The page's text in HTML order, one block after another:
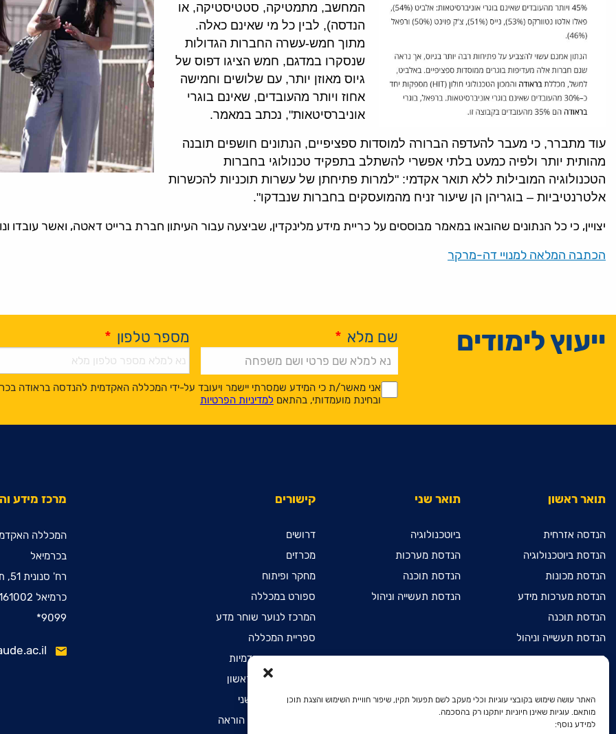
האתר עושה שימוש בקובצי עוגיות וכלי מעקב לשם תפעול תקין, שיפור חוויית השימוש והצגת תוכן
מותאם. עוגיות שאינן חיוניות יותקנו רק בהסכמה.
למידע נוסף:
המחשב, מתמטיקה, סטטיסטיקה, או
הנדסה), לבין כל מי שאינם כאלה.
מתוך חמש-עשרה החברות הגדולות
שנסקרו במדגם, חמש הציגו דפוס של
גיוס מאוזן יותר, עם שלושים וחמישה
אחוז ויותר מהעובדים, שאינם בוגרי
אוניברסיטאות", נכתב במאמר.
עוד מתברר, כי מעבר להעדפה הברורה למוסדות ספציפיים, הנתונים חושפים תובנה
מהותית יותר ולפיה כמעט בלתי אפשרי להשתלב בתפקיד טכנולוגי בחברות
הטכנולוגיה המובילות ללא תואר אקדמי: "למרות פתיחתן של עשרות תוכניות להכשרות
אלטרנטיביות – בוגריהן הן שיעור זניח מהמועסקים בחברות שנבדקו".
יצויין, כי כל הנתונים שהובאו במאמר מבוססים על כריית מידע מלינקדין, שביצעה עבור העיתון חברת ברייט דאטה, ואשר עובדו
הכתבה המלאה למנויי דה-מרקר
ייעוץ לימודים שם מלא * מספר טלפון *
*
*
אני מאשר/ת כי המידע שמסרתי יישמר ויעובד על-ידי המכללה האקדמית להנדסה בראודה
ובחינת מועמדותי, בהתאם למדיניות הפרטיות
Alternative:
תואר ראשון
הנדסה אזרחית
הנדסת ביוטכנולוגיה
הנדסת מכונות
הנדסת מערכות מידע
הנדסת תוכנה
הנדסת תעשייה וניהול
מדעי המחשב
הנדסת חשמל ואלקטרוניקה
דו-חוגי בהנדסת חשמל
ואלקטרוניקה ובהנדסת מכונות
תואר שני
ביוטכנולוגיה
הנדסת מערכות
הנדסת תוכנה
הנדסת תעשייה וניהול
קישורים
דרושים
מכרזים
מחקר ופיתוח
ספורט במכללה
המרכז לנוער שוחר מדע
ספריית המכללה
מכינות קדם אקדמיות
הרשמה לתואר ראשון
הרשמה לתואר שני
הרשמה לתעודת הוראה
מרכז מידע
המכללה
בכרמיאל
רח' סנונית 51, ת.ד. 78
כרמיאל 2161002
9099*